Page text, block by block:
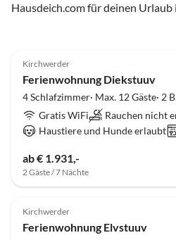
Hausdeich.com für deinen Urlaub
Kirchwerder
Ferienwohnung Diekstuuv
4 Schlafzimmer· Max. 12 Gäste· 2
Gratis WiFi
Rauchen nicht
Haustiere und Hunde erlaubt
ab € 1.931,-
2 Gäste / 7 Nächte
5.0 (17)
Kirchwerder
Ferienwohnung Elvstuuv